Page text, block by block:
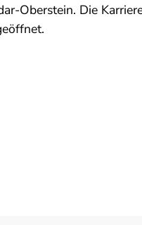
Oberstein. Die